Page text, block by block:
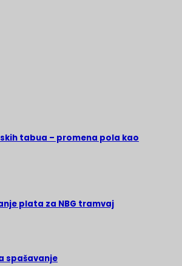
tabua – promena pola kao
plata za NBG tramvaj
spašavanje